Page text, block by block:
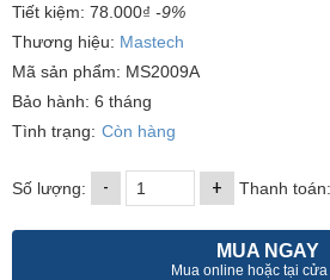
Tiết kiệm: 78.000₫ -9%
Thương hiệu: Mastech
Mã sản phẩm: MS2009A
Bảo hành: 6 tháng
Tình trạng: Còn hàng
Số lượng: - + Thanh toán:
MUA NGAY
Mua online hoặc tại cửa